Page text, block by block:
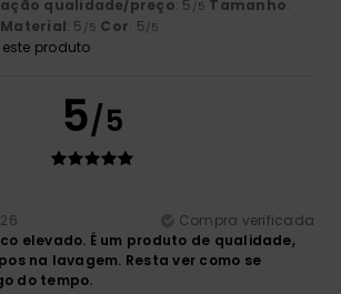
qualidade/preço: 5 /5 Tamanho:
Material: 5 /5 Cor: 5/5
produto
5/5
Compra verificada
elevado. É um produto de qualidade,
na lavagem. Resta ver como se
do tempo.